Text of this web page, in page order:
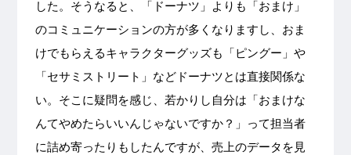
した。そうなると、「ドーナツ」よりも「おまけ」
のコミュニケーションの方が多くなりますし、おま
けでもらえるキャラクターグッズも「ピングー」や
「セサミストリート」などドーナツとは直接関係な
い。そこに疑問を感じ、若かりし自分は「おまけな
んてやめたらいいんじゃないですか？」って担当者
に詰め寄ったりもしたんですが、売上のデータを見